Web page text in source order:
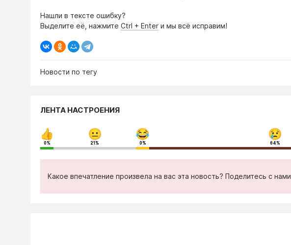
Нашли в тексте ошибку?
Выделите её, нажмите Ctrl + Enter и мы всё исправим!
Новости по тегу
ЛЕНТА НАСТРОЕНИЯ
0% 21% 0% 64%
Какое впечатление произвела на вас эта новость? Поделитесь с нами